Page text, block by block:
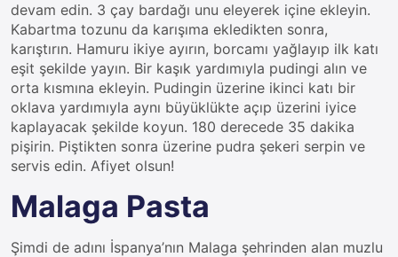
devam edin. 3 çay bardağı unu eleyerek içine ekleyin.
Kabartma tozunu da karışıma ekledikten sonra,
karıştırın. Hamuru ikiye ayırın, borcamı yağlayıp ilk katı
eşit şekilde yayın. Bir kaşık yardımıyla pudingi alın ve
orta kısmına ekleyin. Pudingin üzerine ikinci katı bir
oklava yardımıyla aynı büyüklükte açıp üzerini iyice
kaplayacak şekilde koyun. 180 derecede 35 dakika
pişirin. Piştikten sonra üzerine pudra şekeri serpin ve
servis edin. Afiyet olsun!
Malaga Pasta
Şimdi de adını İspanya’nın Malaga şehrinden alan muzlu